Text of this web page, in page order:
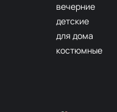
вечерние
детские
для дома
костюмные